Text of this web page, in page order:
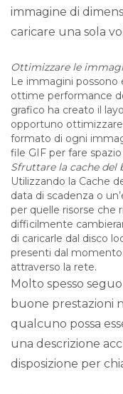
immagine di
caricare una sola
Ottimizzare le
Le immagini possono
ottime performance
grafico ha creato il
opportuno
formato di ogni
file GIF per fare spazio
Sfruttare la cache del
Utilizzando la Cache
data di scadenza o
per quelle risorse che
difficilmente
di caricarle dal disco
presenti dal
attraverso la rete.
Molto spesso
buone prestazioni
qualcuno possa
una descrizione
disposizione per